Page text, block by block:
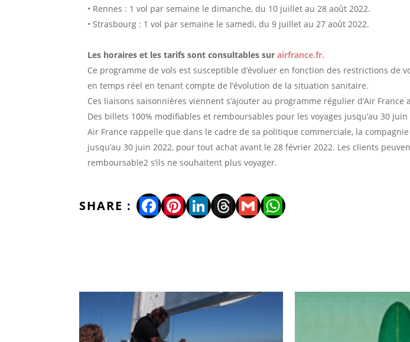
• Rennes : 1 vol par semaine le dimanche, du 10 juillet au 28 août 2022.
• Strasbourg : 1 vol par semaine le samedi, du 9 juillet au 27 août 2022.
Les horaires et les tarifs sont consultables surairfrance.fr.
Ce programme de vols est susceptible d’évoluer en fonction des restrictions de
en temps réel en tenant compte de l’évolution de la situation sanitaire.
Ces liaisons saisonnières viennent s’ajouter au programme régulier d’Air
Des billets 100% modifiables et remboursables pour les voyages jusqu’au 30
Air France rappelle que dans le cadre de sa politique commerciale, la
jusqu’au 30 juin 2022, pour tout achat avant le 28 février 2022. Les clients
remboursable2 s’ils ne souhaitent plus voyager.
Facebook
Pinterest
LinkedIn
Threads
GmailWhatsApp